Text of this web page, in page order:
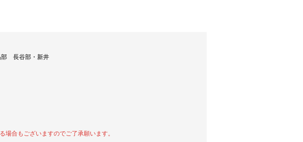
部 長谷部・新井
合もございますのでご了承願います。